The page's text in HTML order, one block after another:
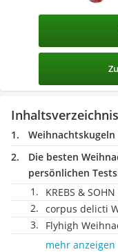
Inhaltsverzeichnis
Weihnachtskugeln
Die besten
persönlichen
KREBS &
corpus delicti
Flyhigh
mehr anzeigen